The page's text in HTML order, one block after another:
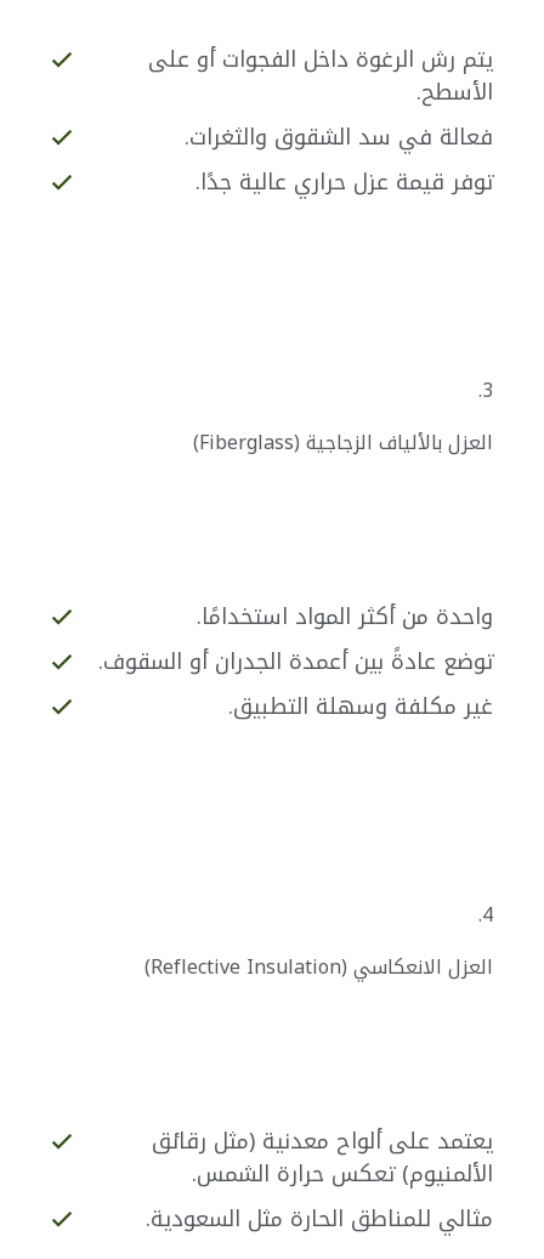
يتم رش الرغوة داخل الفجوات أو على
الأسطح.
فعالة في سد الشقوق والثغرات.
توفر قيمة عزل حراري عالية جدًا.
3.
العزل بالألياف الزجاجية (Fiberglass)
واحدة من أكثر المواد استخدامًا.
توضع عادةً بين أعمدة الجدران أو السقوف.
غير مكلفة وسهلة التطبيق.
4.
العزل الانعكاسي (Reflective Insulation)
يعتمد على ألواح معدنية (مثل رقائق
الألمنيوم) تعكس حرارة الشمس.
مثالي للمناطق الحارة مثل السعودية.